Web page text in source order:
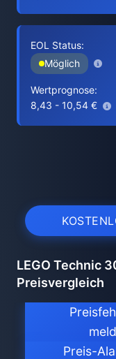
EOL Status:
Möglich
Wertprognose:
8,43 - 10,54 €
LEGO Technic
Preisvergleich
Preis-